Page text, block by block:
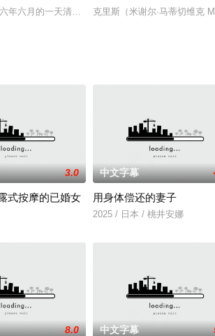
自传体故事改编而成，主要描写的是皮耶拉母亲
年六月的一天清晨，东京蒲田发生了一起杀人案。
克里斯（米谢尔·马蒂切维克
3.0
式按摩的已婚女
中文字幕
用身体偿还的妻子
2025 / 日本 / 桃井安娜
8.0 中文字幕